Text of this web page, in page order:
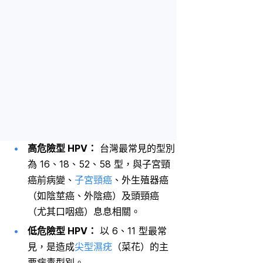
高危險型 HPV： 台灣最常見的型別
為 16、18、52、58 型，與子宮頸
癌前病變、 子宮頸癌、外生殖器癌
（如陰莖癌、外陰癌）及頭頸癌
（尤其口咽癌）息息相關。
低危險型 HPV： 以 6、11 型最常
見，是造成尖型濕疣（菜花）的主